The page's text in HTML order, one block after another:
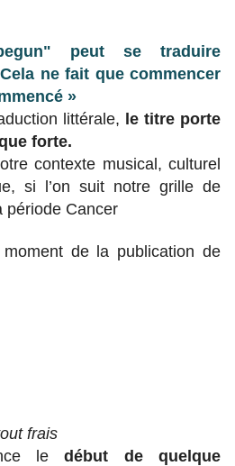
peut se traduire
ne fait que commencer
»
littérale, le titre porte
forte.
contexte musical, culturel
si l’on suit notre grille de
période Cancer
de la publication de
frais
ledébut de quelque